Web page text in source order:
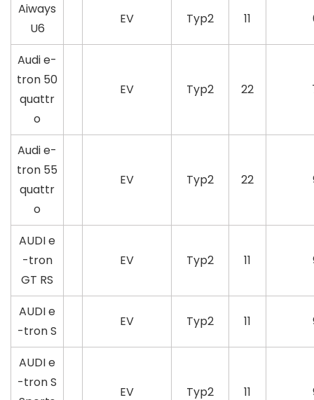
Aiways
U6
EV Typ2 11
Audi e-
tron 50
quattr
o
EV Typ2 22
Audi e-
tron 55
quattr
o
EV Typ2 22
AUDI e
-tron
GT RS
EV Typ2 11
AUDI e
-tron S
EV Typ2 11
AUDI e
-tron S
EV Typ2 11